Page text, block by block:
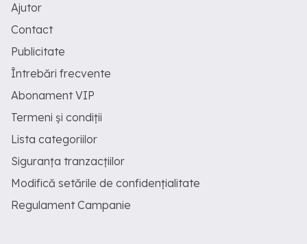
Ajutor
Contact
Publicitate
Întrebări frecvente
Abonament VIP
Termeni și condiții
Lista categoriilor
Siguranța tranzacțiilor
Modifică setările de confidențialitate
Regulament Campanie